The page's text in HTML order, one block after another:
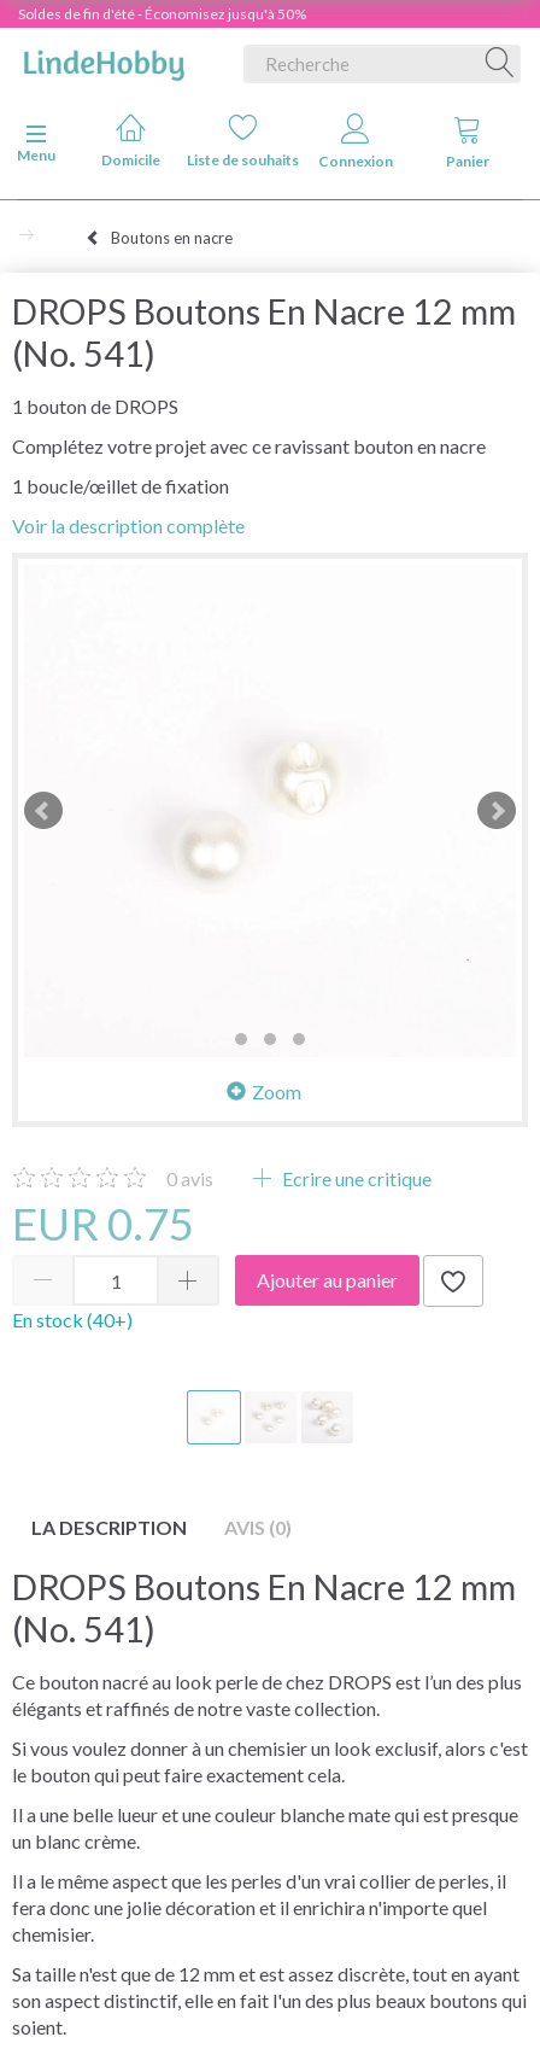
Soldes de fin d'été - Économisez jusqu'à 50%
Basculer la navigation
Menu
Domicile Liste de souhaits Connexion Panier
Boutons en nacre
DROPS Boutons En Nacre 12 mm
(No. 541)
1 bouton de DROPS
Complétez votre projet avec ce ravissant bouton en nacre
1 boucle/œillet de fixation
Voir la description complète
Zoom
0 avis Ecrire une critique
EUR 0.75
Ajouter au panier
En stock (40+)
LA DESCRIPTION AVIS (0)
DROPS Boutons En Nacre 12 mm
(No. 541)
Ce bouton nacré au look perle de chez DROPS est l’un des plus
élégants et raffinés de notre vaste collection.
Si vous voulez donner à un chemisier un look exclusif, alors c'est
le bouton qui peut faire exactement cela.
Il a une belle lueur et une couleur blanche mate qui est presque
un blanc crème.
Il a le même aspect que les perles d'un vrai collier de perles, il
fera donc une jolie décoration et il enrichira n'importe quel
chemisier.
Sa taille n'est que de 12 mm et est assez discrète, tout en ayant
son aspect distinctif, elle en fait l'un des plus beaux boutons qui
soient.